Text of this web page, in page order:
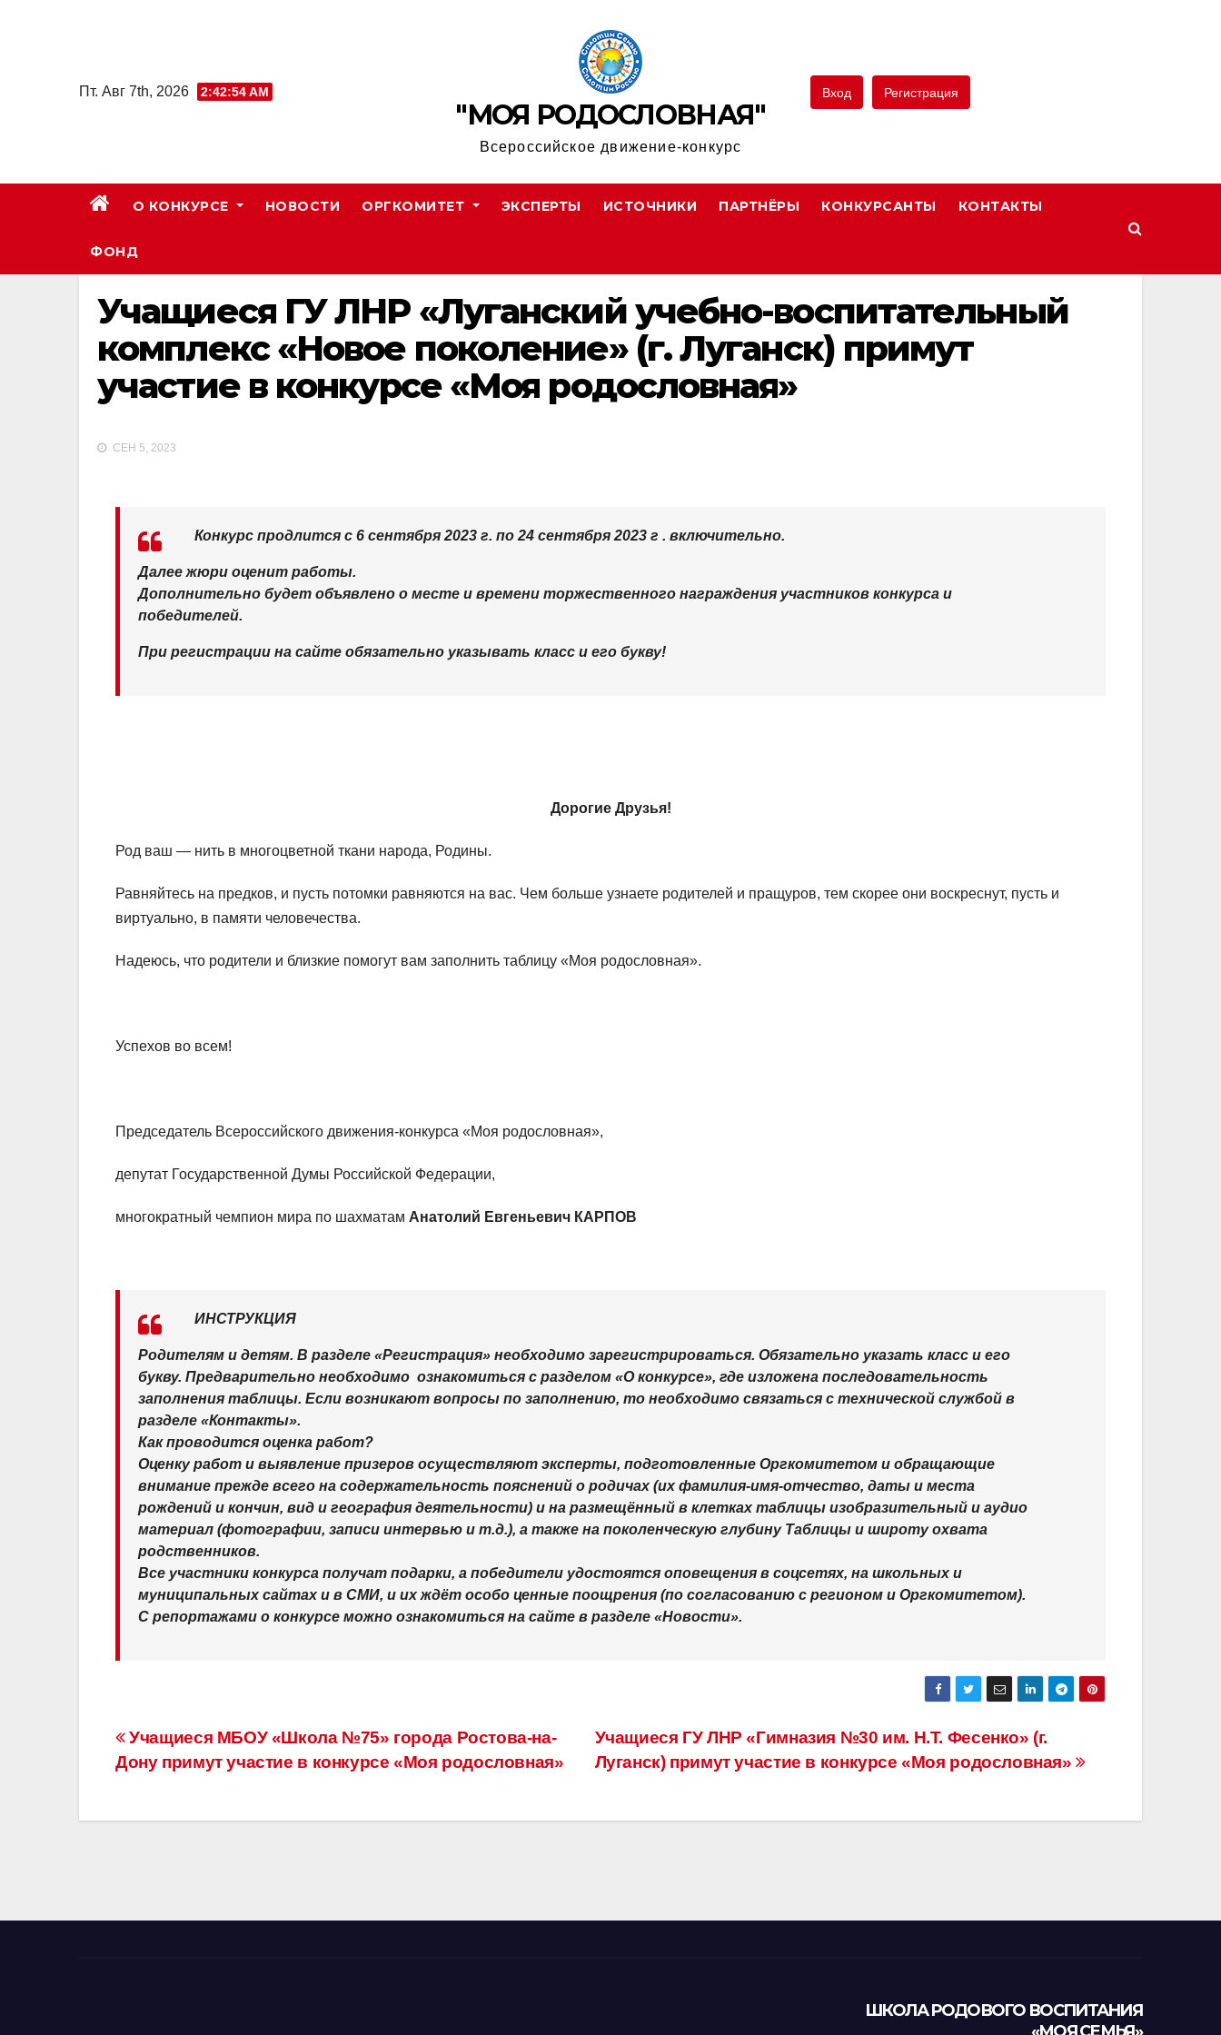
Пт. Авг 7th, 2026
2:42:55 AM
"МОЯ РОДОСЛОВНАЯ"
Всероссийское движение-конкурс
Вход Регистрация
О КОНКУРСЕ НОВОСТИ ОРГКОМИТЕТ ЭКСПЕРТЫ ИСТОЧНИКИ ПАРТНЁРЫ КОНКУРСАНТЫ КОНТАКТЫ
ФОНД
Учащиеся ГУ ЛНР «Луганский учебно-воспитательный
комплекс «Новое поколение» (г. Луганск) примут
участие в конкурсе «Моя родословная»
СЕН 5, 2023
Конкурс продлится с 6 сентября 2023 г. по 24 сентября 2023 г . включительно.
Далее жюри оценит работы.
Дополнительно будет объявлено о месте и времени торжественного награждения участников конкурса и
победителей.
При регистрации на сайте обязательно указывать класс и его букву!
Дорогие Друзья!
Род ваш — нить в многоцветной ткани народа, Родины.
Равняйтесь на предков, и пусть потомки равняются на вас. Чем больше узнаете родителей и пращуров, тем скорее они воскреснут, пусть и
виртуально, в памяти человечества.
Надеюсь, что родители и близкие помогут вам заполнить таблицу «Моя родословная».
Успехов во всем!
Председатель Всероссийского движения-конкурса «Моя родословная»,
депутат Государственной Думы Российской Федерации,
многократный чемпион мира по шахматам Анатолий Евгеньевич КАРПОВ
ИНСТРУКЦИЯ
Родителям и детям. В разделе «Регистрация» необходимо зарегистрироваться. Обязательно указать класс и его
букву. Предварительно необходимо ​ ознакомиться с разделом «О конкурсе», где изложена последовательность
заполнения таблицы. Если возникают вопросы по заполнению, то необходимо связаться с технической службой в
разделе «Контакты».
Как проводится оценка работ?
Оценку работ и выявление призеров осуществляют эксперты, подготовленные Оргкомитетом и обращающие
внимание прежде всего на содержательность пояснений о родичах (их фамилия-имя-отчество, даты и места
рождений и кончин, вид и география деятельности) и на размещённый в клетках таблицы изобразительный и аудио
материал (фотографии, записи интервью и т.д.), а также на поколенческую глубину Таблицы и широту охвата
родственников.
Все участники конкурса получат подарки, а победители удостоятся оповещения в соцсетях, на школьных и
муниципальных сайтах и в СМИ, и их ждёт особо ценные поощрения (по согласованию с регионом и Оргкомитетом).
С репортажами о конкурсе можно ознакомиться на сайте в разделе «Новости».
Навигация
по
записям
Учащиеся ГУ ЛНР «Гимназия №30 им. Н.Т. Фесенко» (г.
Луганск) примут участие в конкурсе «Моя родословная»
Учащиеся МБОУ «Школа №75» города Ростова-на-
Дону примут участие в конкурсе «Моя родословная»
ШКОЛА РОДОВОГО ВОСПИТАНИЯ